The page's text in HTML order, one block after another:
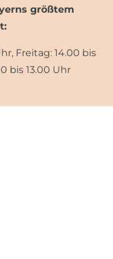
größtem
Freitag: 14.00 bis
bis 13.00 Uhr